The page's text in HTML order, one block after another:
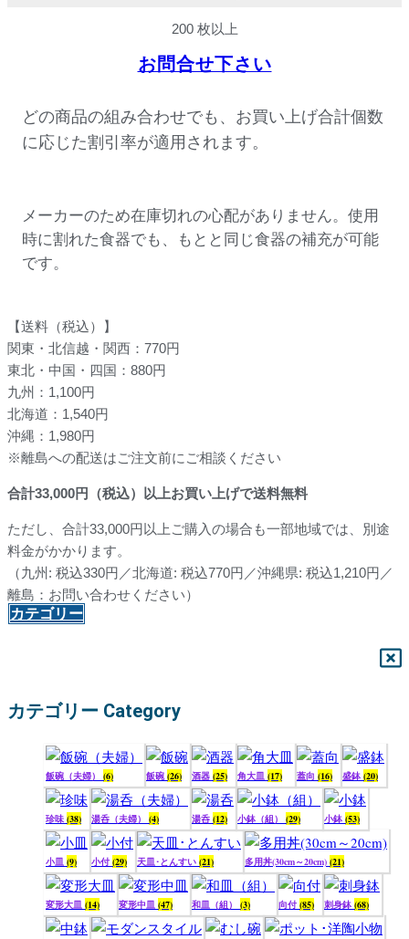
200 枚以上
お問合せ下さい
どの商品の組み合わせでも、お買い上げ合計個数
に応じた割引率が適用されます。
メーカーのため在庫切れの心配がありません。使用
時に割れた食器でも、もとと同じ食器の補充が可能
です。
【送料（税込）】
関東・北信越・関西：770円
東北・中国・四国：880円
九州：1,100円
北海道：1,540円
沖縄：1,980円
※離島への配送はご注文前にご相談ください
合計33,000円（税込）以上お買い上げで送料無料
ただし、合計33,000円以上ご購入の場合も一部地域では、別途
料金がかかります。
（九州: 税込330円／北海道: 税込770円／沖縄県: 税込1,210円／
離島：お問い合わせください）
カテゴリー
カテゴリー Category
飯碗（夫婦） (6) 飯碗 (26) 酒器 (25) 角大皿 (17) 蓋向 (16) 盛鉢 (20)
珍味 (38) 湯呑（夫婦） (4) 湯呑 (12) 小鉢（組） (29) 小鉢 (53)
小皿 (9) 小付 (29) 天皿･とんすい (21) 多用丼(30cm～20cm) (21)
変形大皿 (14) 変形中皿 (47) 和皿（組） (3) 向付 (85) 刺身鉢 (68)